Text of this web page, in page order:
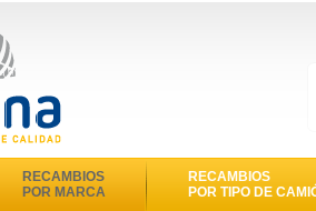
RECAMBIOS
POR MARCA
RECAMBIOS
POR TIPO DE